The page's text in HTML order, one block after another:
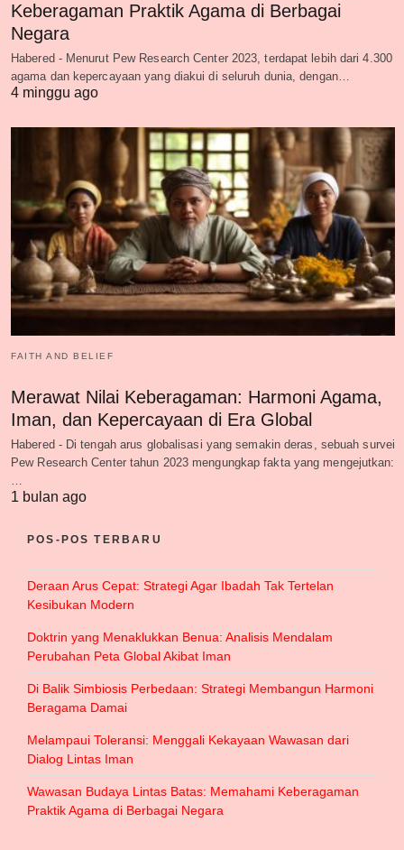
Keberagaman Praktik Agama di Berbagai
Negara
Habered - Menurut Pew Research Center 2023, terdapat lebih dari 4.300
agama dan kepercayaan yang diakui di seluruh dunia, dengan…
4 minggu ago
FAITH AND BELIEF
Merawat Nilai Keberagaman: Harmoni Agama,
Iman, dan Kepercayaan di Era Global
Habered - Di tengah arus globalisasi yang semakin deras, sebuah survei
Pew Research Center tahun 2023 mengungkap fakta yang mengejutkan:
…
1 bulan ago
POS-POS TERBARU
Deraan Arus Cepat: Strategi Agar Ibadah Tak Tertelan
Kesibukan Modern
Doktrin yang Menaklukkan Benua: Analisis Mendalam
Perubahan Peta Global Akibat Iman
Di Balik Simbiosis Perbedaan: Strategi Membangun Harmoni
Beragama Damai
Melampaui Toleransi: Menggali Kekayaan Wawasan dari
Dialog Lintas Iman
Wawasan Budaya Lintas Batas: Memahami Keberagaman
Praktik Agama di Berbagai Negara